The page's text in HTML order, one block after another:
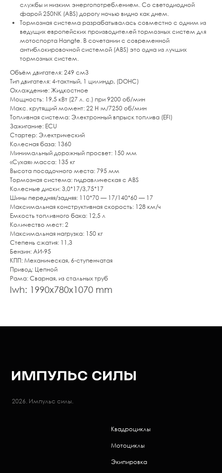
службы и низким энергопотреблением. Со светодиодной
фарой 250NK (ABS) дорогу ночью видно как днем.
Тормозная система разрабатывалась совместно с одним из
ведущих европейских производителей тормозных систем для
мотоспорта Hangte. В сочетании с современной
антиблокировочной системой (ABS) это одна из лучших
тормозных систем.
Объём двигателя: 249 см3
Тип двигателя: 4-тактный, 1 цилиндр, (DOHC)
Охлаждение: Жидкостное
Мощность: 19,5 кВт (27 л. с.) при 9200 об/мин
Макс. крутящий момент: 22 Н·м/7250 об/мин
Топливная система: Электронный впрыск топлива (EFI)
Зажигание: ECU
Стартер: Электрический
Колесная база: 1360
Минимальный дорожный просвет: 150 мм
«Сухая» масса: 135 кг
Высота посадочного места: 795 мм
Тормозная система: гидравлическая с ABS
Колесные диски: 3,0*17/3,75*17
Шины передняя/задняя: 110*70 — 17/140*60 — 17
Максимальная конструктивная скорость: 128 км/ч
Емкость топливного бака: 12,5 л
Количество мест: 2
Максимальная нагрузка: 150 кг
Степень сжатия: 11,3
Бензин: АИ-95
КПП: Механическая, 6-ступенчатая
Привод: Цепной
Рама: Сварная, из стальных труб
lwh: 1990x780x1070 mm
2026. Импульс силы.
Квадроциклы
Мотоциклы
Экипировка